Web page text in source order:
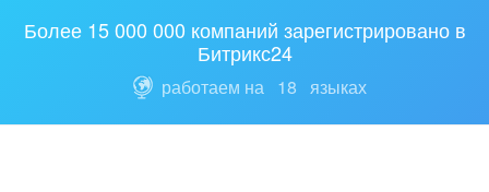
Более 15 000 000 компаний зарегистрировано в
Битрикс24
работаем на 18 языках